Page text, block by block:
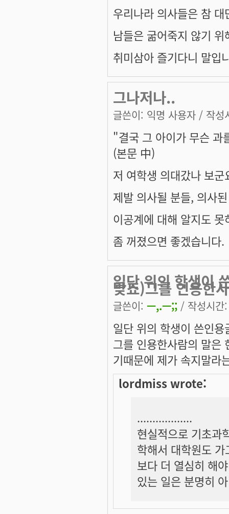
우리나라 의사들은 참
남들은 굶어죽지 않기
취미삼아 즐기다니 말입
그나저나..
글쓴이: 익명 사용자 / 작성
"결국 그 아이가 무슨 과
(본문 中)
저 여학생 의대갔나 보
제발 의사될 분들, 의사
이공계에 대해 알지도
좀 꺼졌으면 좋겠습니다.
일단 위의 학생이
맞죠)그를 인용한사
글쓴이: ㅡ,.ㅡ;; / 작성시
일단 위의 학생이 쓴인
그를 인용한사람의 말은
기때문에 제가 속지말라
lordmiss wrote:
..................
현실적으로 기초과
학해서 대학원도
보다 더 열심히 해
있는 일은 분명히